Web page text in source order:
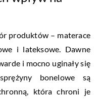
produktów – materace
i lateksowe. Dawne
i mocno uginały się
bonelowe są
która chroni je